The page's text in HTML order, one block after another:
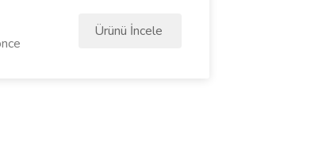
Ürünü İncele